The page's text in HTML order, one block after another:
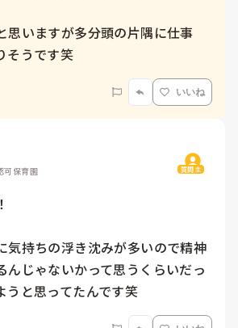
思いますが多分頭の片隅に仕事
そうです笑
いいね
可保育園 質問主
気持ちの浮き沈みが多いので精神
んじゃないかって思うくらいだっ
うと思ってたんです笑